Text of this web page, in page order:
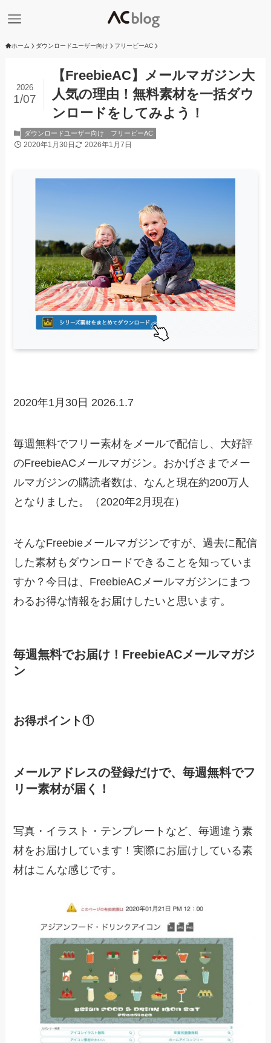
ホーム ダウンロードユーザー向け フリービーAC
【FreebieAC】メールマガジン大
人気の理由！無料素材を一括ダウ
ンロードをしてみよう！
2026
1/07
ダウンロードユーザー向け フリービーAC
2020年1月30日 2026年1月7日
2020年1月30日 2026.1.7
毎週無料でフリー素材をメールで配信し、大好評
のFreebieACメールマガジン。おかげさまでメー
ルマガジンの購読者数は、なんと現在約200万人
となりました。（2020年2月現在）
そんなFreebieメールマガジンですが、過去に配信
した素材もダウンロードできることを知っていま
すか？今日は、FreebieACメールマガジンにまつ
わるお得な情報をお届けしたいと思います。
毎週無料でお届け！FreebieACメールマガジ
ン
お得ポイント①
メールアドレスの登録だけで、毎週無料でフ
リー素材が届く！
写真・イラスト・テンプレートなど、毎週違う素
材をお届けしています！実際にお届けしている素
材はこんな感じです。